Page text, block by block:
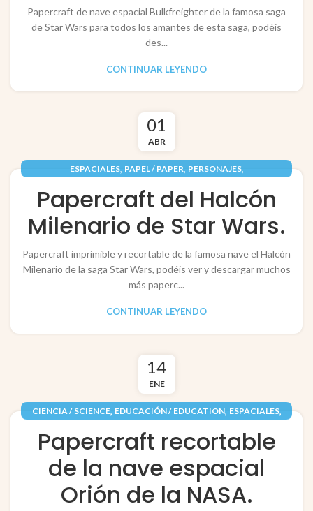
Papercraft de nave espacial Bulkfreighter de la famosa saga
de Star Wars para todos los amantes de esta saga, podéis
des...
CONTINUAR LEYENDO
01
ABR
ESPACIALES, PAPEL / PAPER, PERSONAJES,
Papercraft del Halcón
Milenario de Star Wars.
Papercraft imprimible y recortable de la famosa nave el Halcón
Milenario de la saga Star Wars, podéis ver y descargar muchos
más paperc...
CONTINUAR LEYENDO
14
ENE
CIENCIA / SCIENCE, EDUCACIÓN / EDUCATION, ESPACIALES,
VEHÍCULOS / VEHICLES
Papercraft recortable
de la nave espacial
Orión de la NASA.